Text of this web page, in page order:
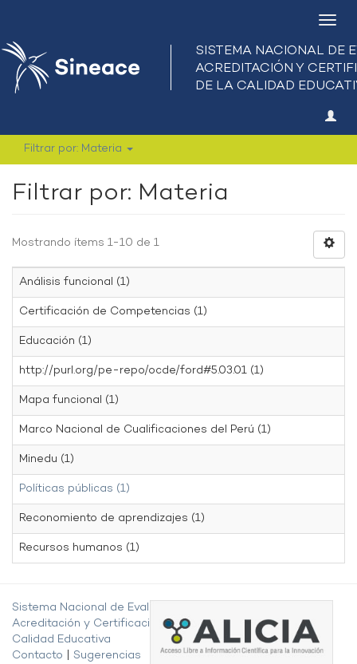
Filtrar por: Materia
Filtrar por: Materia
Mostrando ítems 1-10 de 1
Análisis funcional (1)
Certificación de Competencias (1)
Educación (1)
http://purl.org/pe-repo/ocde/ford#5.03.01 (1)
Mapa funcional (1)
Marco Nacional de Cualificaciones del Perú (1)
Minedu (1)
Políticas públicas (1)
Reconomiento de aprendizajes (1)
Recursos humanos (1)
Sistema Nacional de Evaluación,
Acreditación y Certificación de la
Calidad Educativa
Contacto
Sugerencias